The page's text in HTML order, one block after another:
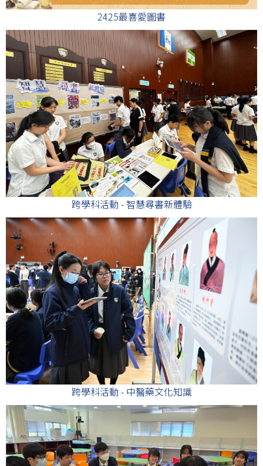
2425最喜愛圖書
跨學科活動 - 智慧尋書新體驗
跨學科活動 - 中醫藥文化知識